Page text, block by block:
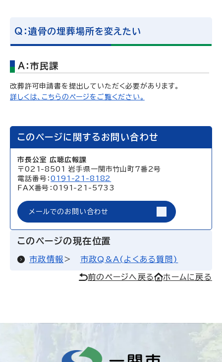
Q：遺骨の埋葬場所を変えたい
A：市民課
改葬許可申請書を提出していただく必要があります。
詳しくは、こちらのページをご覧ください。
このページに関するお問い合わせ
市長公室 広聴広報課
〒021-8501 岩手県一関市竹山町7番2号
電話番号：0191-21-8182
FAX番号：0191-21-5733
メールでのお問い合わせ
このページの現在位置
市政情報 市政Q&A(よくある質問)
前のページへ戻る ホームに戻る